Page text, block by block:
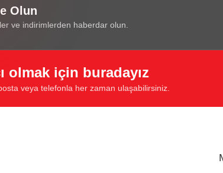
Olun
ve indirimlerden haberdar olun.
olmak için buradayız
veya telefonla her zaman ulaşabilirsiniz.